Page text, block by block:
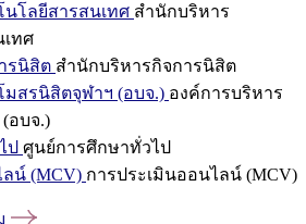
โลยีสารสนเทศ สำนักบริหาร
ทศ
รนิสิต สำนักบริหารกิจการนิสิต
มสรนิสิตจุฬาฯ (อบจ.) องค์การบริหาร
อบจ.)
ป ศูนย์การศึกษาทั่วไป
น์ (MCV) การประเมินออนไลน์ (MCV)